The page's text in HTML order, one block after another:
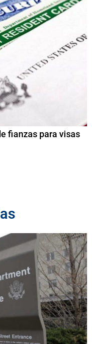
fianzas para visas